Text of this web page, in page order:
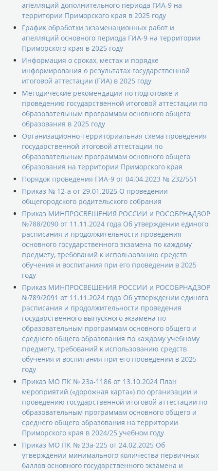
апелляций дополнительного периода ГИА-9 на
территории Приморского края в 2025 году
График обработки экзаменационных работ и
апелляций основного периода ГИА-9 на территории
Приморского края в 2025 году
Информация о сроках, местах и порядке
информирования о результатах государственной
итоговой аттестации (ГИА) в 2025 году
Методические рекомендации по подготовке и
проведению государственной итоговой аттестации по
образовательным программам основного общего
образования в 2025 году
Организационно-территориальная схема проведения
государственной итоговой аттестации по
образовательным программам основного общего
образования на территории Приморского края
Порядок проведения ГИА-9 от 04.04.2023 № 232/551
Приказ № 12-а от 29.01.2025 О проведении
общегородского родительского собрания
Приказ МИНПРОСВЕЩЕНИЯ РОССИИ и РОСОБРНАДЗОР
№788/2090 от 11.11.2024 года Об утверждении единого
расписания и продолжительности проведения
основного государственного экзамена по каждому
предмету, требований к использованию средств
обучения и воспитания при его проведении в 2025
году
Приказ МИНПРОСВЕЩЕНИЯ РОССИИ и РОСОБРНАДЗОР
№789/2091 от 11.11.2024 года Об утверждении единого
расписания и продолжительности проведения
государственного выпускного экзамена по
образовательным программам основного общего и
среднего общего образования по каждому учебному
предмету, требований к использованию средств
обучения и воспитания при его проведении в 2025
году
Приказ МО ПК № 23а-1186 от 13.10.2024 План
мероприятий («дорожная карта») по организации и
проведению государственной итоговой аттестации по
образовательным программам основного общего и
среднего общего образования на территории
Приморского края в 2024/25 учебном году
Приказ МО ПК № 23а-225 от 24.02.2025 Об
утверждении минимального количества первичных
баллов основного государственного экзамена и